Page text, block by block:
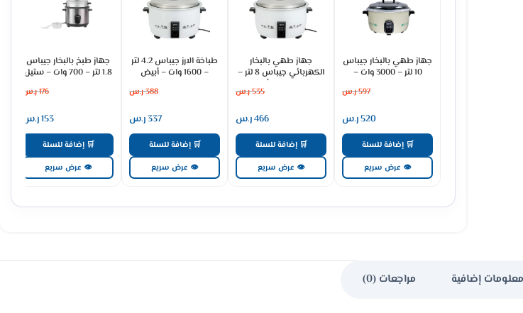
جهاز طهي بالبخار جيباس
10 لتر – 3000 وات –
597ر.س
520ر.س
🛒 إضافة للسلة
👁 عرض سريع
جهاز طهي بالبخار
الكهربائي جيباس 8 لتر –
2500 وات – أبيض
GRC4322
535ر.س
466ر.س
🛒 إضافة للسلة
👁 عرض سريع
طباخة الارز جيباس 4.2 لتر
– 1600 وات – أبيض
GRC4321
388ر.س
337ر.س
🛒 إضافة للسلة
👁 عرض سريع
جهاز طبخ بالبخار جيباس
1.8 لتر – 700 وات – ستيل
GRC35041
176ر.س
153ر.س
🛒 إضافة للسلة
👁 عرض سريع
معلومات إضافية مراجعات (0)